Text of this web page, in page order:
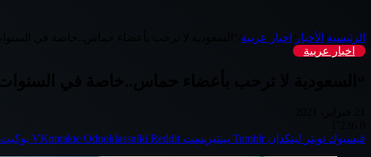
الرئيسية الأخبار اخبار عربية
اخبار عربية
فيسبوك تويتر لينكدإن بينتيريست Odnoklassniki بوكيت